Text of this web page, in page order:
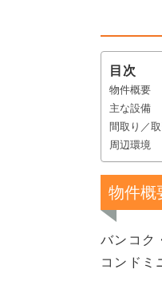
目次
物件概要
主な設備
間取り／
周辺環境
物件概
バンコク
コンドミ